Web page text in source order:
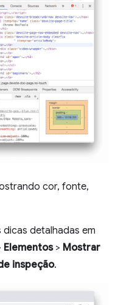
cor, fonte,
detalhadas em
Elementos> Mostrar
inspeção.